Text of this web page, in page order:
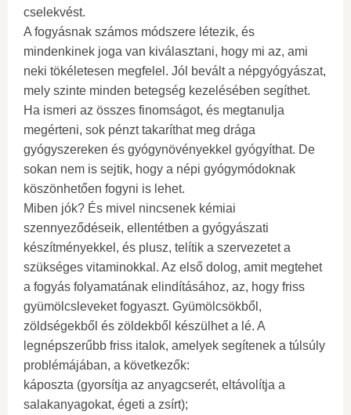
cselekvést.
A fogyásnak számos módszere létezik, és
mindenkinek joga van kiválasztani, hogy mi az, ami
neki tökéletesen megfelel. Jól bevált a népgyógyászat,
mely szinte minden betegség kezelésében segíthet.
Ha ismeri az összes finomságot, és megtanulja
megérteni, sok pénzt takaríthat meg drága
gyógyszereken és gyógynövényekkel gyógyíthat. De
sokan nem is sejtik, hogy a népi gyógymódoknak
köszönhetően fogyni is lehet.
Miben jók? És mivel nincsenek kémiai
szennyeződéseik, ellentétben a gyógyászati ​​
készítményekkel, és plusz, telítik a szervezetet a
szükséges vitaminokkal. Az első dolog, amit megtehet
a fogyás folyamatának elindításához, az, hogy friss
gyümölcsleveket fogyaszt. Gyümölcsökből,
zöldségekből és zöldekből készülhet a lé. A
legnépszerűbb friss italok, amelyek segítenek a túlsúly
problémájában, a következők:
káposzta (gyorsítja az anyagcserét, eltávolítja a
salakanyagokat, égeti a zsírt);